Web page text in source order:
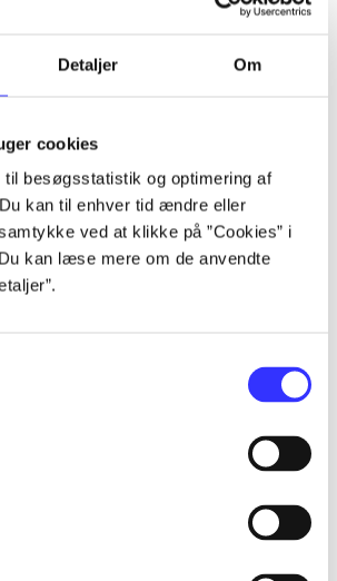
Detaljer Om
cookies
besøgsstatistik og optimering af
kan til enhver tid ændre eller
ved at klikke på ”Cookies” i
kan læse mere om de anvendte
Musik SpilNoder Søg
fundet
ikke. Prøv at søge, eller find hjælp via